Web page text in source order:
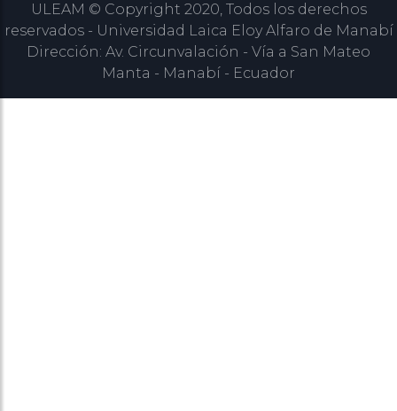
ULEAM © Copyright 2020, Todos los derechos
reservados - Universidad Laica Eloy Alfaro de Manabí
Dirección: Av. Circunvalación - Vía a San Mateo
Manta - Manabí - Ecuador